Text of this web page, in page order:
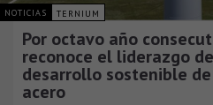
NOTICIAS TERNIUM
Por octavo año
reconoce el liderazgo
desarrollo sostenible
acero